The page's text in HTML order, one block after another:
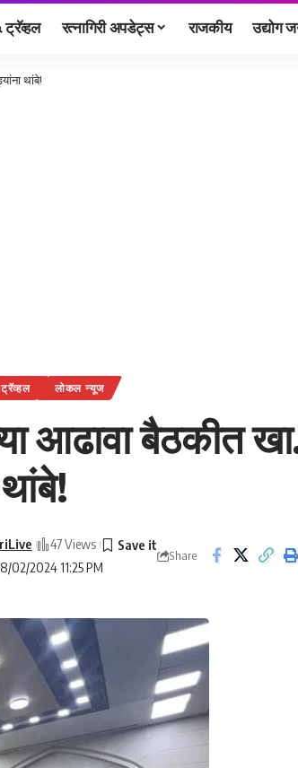
रत्नागिरी अपडेट्स राजकीय उद्योग
थांबे!
लोकल न्यूज
आढावा बैठकीत खा.
02/2024 11:25 PM
47 Views
Share